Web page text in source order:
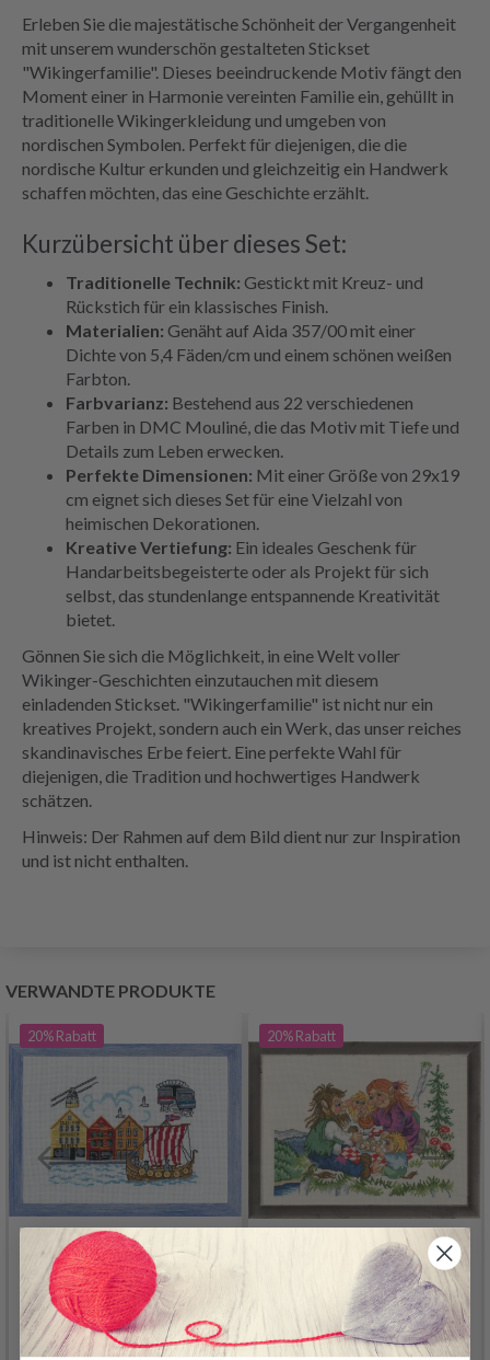
Erleben Sie die majestätische Schönheit der Vergangenheit
mit unserem wunderschön gestalteten Stickset
"Wikingerfamilie". Dieses beeindruckende Motiv fängt den
Moment einer in Harmonie vereinten Familie ein, gehüllt in
traditionelle Wikingerkleidung und umgeben von
nordischen Symbolen. Perfekt für diejenigen, die die
nordische Kultur erkunden und gleichzeitig ein Handwerk
schaffen möchten, das eine Geschichte erzählt.
Kurzübersicht über dieses Set:
Traditionelle Technik: Gestickt mit Kreuz- und
Rückstich für ein klassisches Finish.
Materialien: Genäht auf Aida 357/00 mit einer
Dichte von 5,4 Fäden/cm und einem schönen weißen
Farbton.
Farbvarianz: Bestehend aus 22 verschiedenen
Farben in DMC Mouliné, die das Motiv mit Tiefe und
Details zum Leben erwecken.
Perfekte Dimensionen: Mit einer Größe von 29x19
cm eignet sich dieses Set für eine Vielzahl von
heimischen Dekorationen.
Kreative Vertiefung: Ein ideales Geschenk für
Handarbeitsbegeisterte oder als Projekt für sich
selbst, das stundenlange entspannende Kreativität
bietet.
Gönnen Sie sich die Möglichkeit, in eine Welt voller
Wikinger-Geschichten einzutauchen mit diesem
einladenden Stickset. "Wikingerfamilie" ist nicht nur ein
kreatives Projekt, sondern auch ein Werk, das unser reiches
skandinavisches Erbe feiert. Eine perfekte Wahl für
diejenigen, die Tradition und hochwertiges Handwerk
schätzen.
Hinweis: Der Rahmen auf dem Bild dient nur zur Inspiration
und ist nicht enthalten.
VERWANDTE PRODUKTE
20%Rabatt
STICKSET BRYGGEN
BERGEN R5386 28 X 20
CM
20%Rabatt
STICKSET
TROLLFAMILIE 37 X 29
CM R5399